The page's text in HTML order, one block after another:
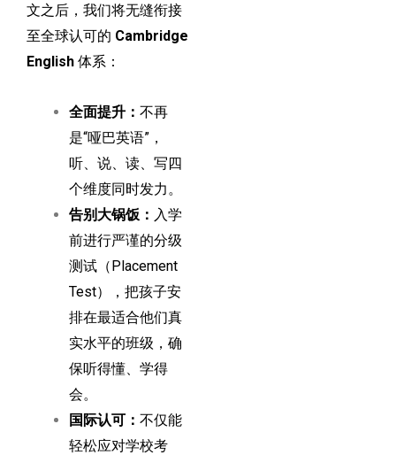
文之后，我们将无缝衔接
至全球认可的 Cambridge
English 体系：
全面提升： 不再
是“哑巴英语”，
听、说、读、写四
个维度同时发力。
告别大锅饭： 入学
前进行严谨的分级
测试（Placement
Test），把孩子安
排在最适合他们真
实水平的班级，确
保听得懂、学得
会。
国际认可： 不仅能
轻松应对学校考